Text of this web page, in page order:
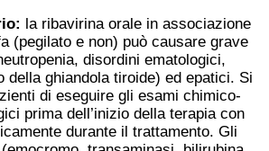
la ribavirina orale in associazione
(pegilato e non) può causare grave
disordini ematologici,
della ghiandola tiroide) ed epatici. Si
di eseguire gli esami chimico-
prima dell’inizio della terapia con
durante il trattamento. Gli